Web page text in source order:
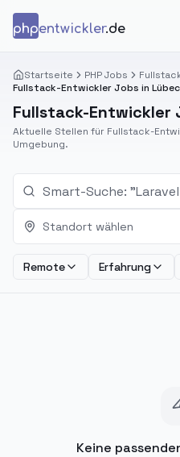
phpentwickler.de
Startseite PHP Jobs
Fullstack-Entwickler Jobs in
Fullstack-Entwickler
Aktuelle Stellen für Fullstack-
Umgebung.
Standort wählen
Remote Erfahrung
Keine